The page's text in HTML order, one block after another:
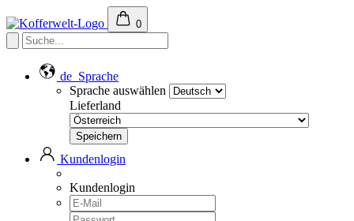
0
de Sprache
Sprache auswählen
Lieferland
Kundenlogin
Kundenlogin